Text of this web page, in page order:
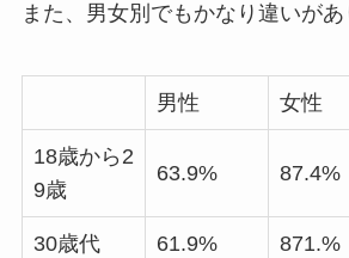
また、男女別でもかなり違いがあ
男性 女性
18歳から2
9歳
63.9% 87.4%
30歳代 61.9% 871.%